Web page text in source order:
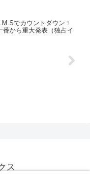
でカウントダウン！
番から重大発表（独占イ
ス